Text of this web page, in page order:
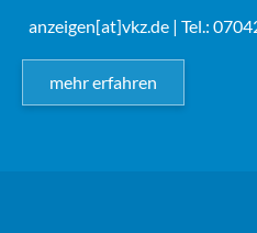
anzeigen[at]vkz.de | Tel.:
mehr erfahren